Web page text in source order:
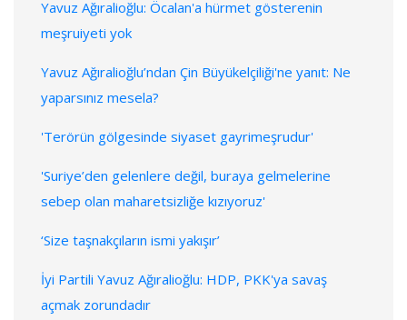
Yavuz Ağıralioğlu: Öcalan'a hürmet gösterenin
meşruiyeti yok
Yavuz Ağıralioğlu’ndan Çin Büyükelçiliği'ne yanıt: Ne
yaparsınız mesela?
'Terörün gölgesinde siyaset gayrimeşrudur'
'Suriye’den gelenlere değil, buraya gelmelerine
sebep olan maharetsizliğe kızıyoruz'
‘Size taşnakçıların ismi yakışır’
İyi Partili Yavuz Ağıralioğlu: HDP, PKK'ya savaş
açmak zorundadır